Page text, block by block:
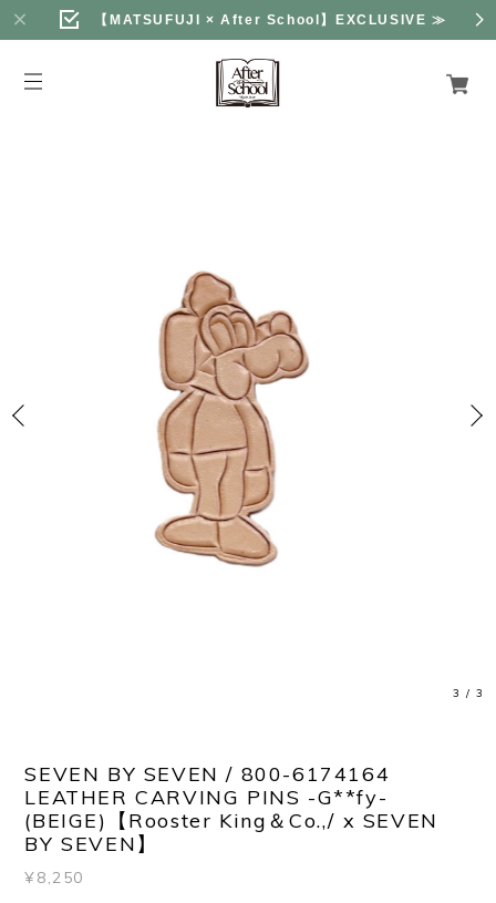
【MATSUFUJI × After School】EXCLUSIVE ≫
3 /3
SEVEN BY SEVEN / 800-6174164
LEATHER CARVING PINS -G**fy-
(BEIGE)【Rooster King＆Co.,/ x SEVEN
BY SEVEN】
¥8,250